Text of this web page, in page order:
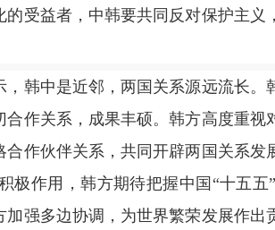
受益者，中韩要共同反对保护主
中是近邻，两国关系源远流长。
作关系，成果丰硕。韩方高度重
作伙伴关系，共同开辟两国关系
极作用，韩方期待把握中国“十五
强多边协调，为世界繁荣发展作